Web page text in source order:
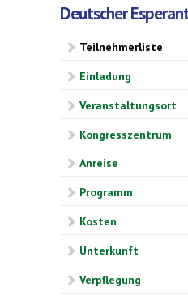
Deutscher
Teilnehmerliste
Einladung
Veranstaltungsort
Kongresszentrum
Anreise
Programm
Kosten
Unterkunft
Verpflegung